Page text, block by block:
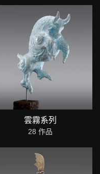
雲霧系列
28 作品